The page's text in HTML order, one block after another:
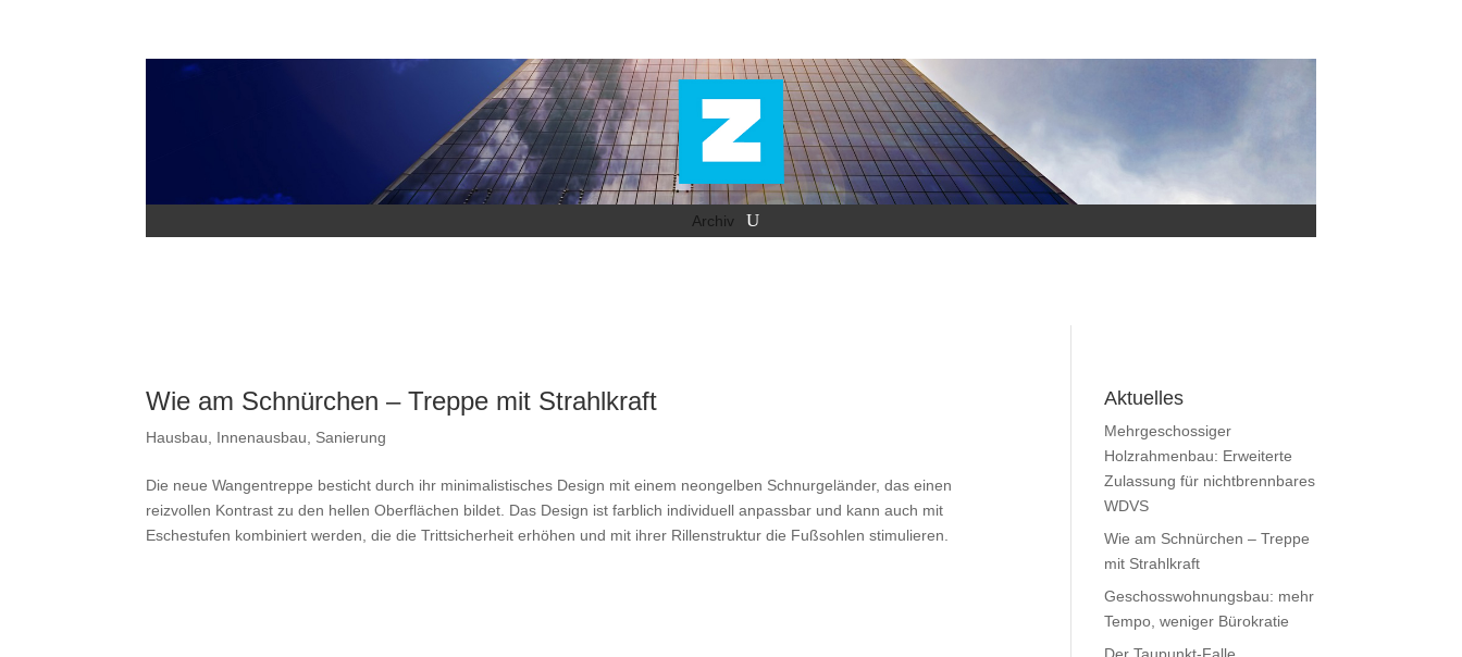
Archiv
Wie am Schnürchen – Treppe mit Strahlkraft
Hausbau Innenausbau Sanierung
Die neue Wangentreppe besticht durch ihr minimalistisches Design mit einem neongelben Schnurgeländer, das einen
reizvollen Kontrast zu den hellen Oberflächen bildet. Das Design ist farblich individuell anpassbar und kann auch mit
Eschestufen kombiniert werden, die die Trittsicherheit erhöhen und mit ihrer Rillenstruktur die Fußsohlen stimulieren.
Aktuelles
Mehrgeschossiger
Holzrahmenbau: Erweiterte
Zulassung für nichtbrennbares
WDVS
Wie am Schnürchen – Treppe
mit Strahlkraft
Geschosswohnungsbau: mehr
Tempo, weniger Bürokratie
Der Taupunkt-Falle